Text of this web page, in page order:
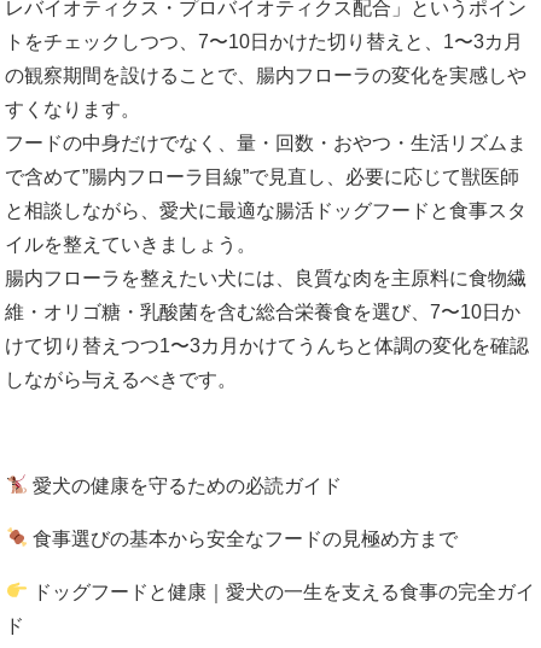
レバイオティクス・プロバイオティクス配合」というポイン
トをチェックしつつ、7〜10日かけた切り替えと、1〜3カ月
の観察期間を設けることで、腸内フローラの変化を実感しや
すくなります。
フードの中身だけでなく、量・回数・おやつ・生活リズムま
で含めて”腸内フローラ目線”で見直し、必要に応じて獣医師
と相談しながら、愛犬に最適な腸活ドッグフードと食事スタ
イルを整えていきましょう。
腸内フローラを整えたい犬には、良質な肉を主原料に食物繊
維・オリゴ糖・乳酸菌を含む総合栄養食を選び、7〜10日か
けて切り替えつつ1〜3カ月かけてうんちと体調の変化を確認
しながら与えるべきです。
愛犬の健康を守るための必読ガイド
食事選びの基本から安全なフードの見極め方まで
ドッグフードと健康｜愛犬の一生を支える食事の完全ガイ
ド